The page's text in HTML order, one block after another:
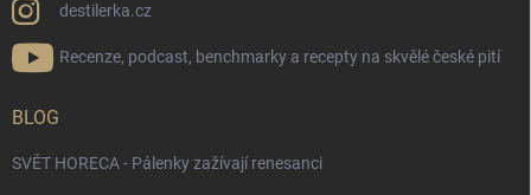
destilerka.cz
Recenze, podcast, benchmarky a recepty na skvělé české pití
BLOG
SVĚT HORECA - Pálenky zažívají renesanci